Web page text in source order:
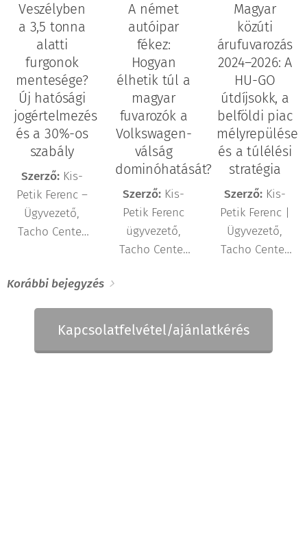
Veszélyben
a 3,5 tonna
alatti
furgonok
mentesége?
Új hatósági
jogértelmezés
és a 30%-os
szabály
Szerző:Kis-
Petik Ferenc –
Ügyvezető,
Tacho Center
A német
autóipar
fékez:
Hogyan
élhetik túl a
magyar
fuvarozók a
Volkswagen-
válság
dominóhatását?
Szerző:Kis-
Petik Ferenc
ügyvezető,
Tacho Center
Magyar
közúti
árufuvarozás
2024–2026: A
HU-GO
útdíjsokk, a
belföldi piac
mélyrepülése
és a túlélési
stratégia
Szerző:Kis-
Petik Ferenc |
Ügyvezető,
Tacho Center
Korábbi bejegyzés
Kapcsolatfelvétel/ajánlatkérés